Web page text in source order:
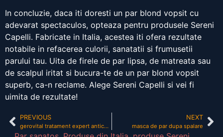
In concluzie, daca iti doresti un par blond vopsit cu
adevarat spectaculos, opteaza pentru produsele Sereni
Capelli. Fabricate in Italia, acestea iti ofera rezultate
notabile in refacerea culorii, sanatatii si frumusetii
parului tau. Uita de firele de par lipsa, de matreata sau
de scalpul iritat si bucura-te de un par blond vopsit
superb, ca-n reclame. Alege Sereni Capelli si vei fi
uimita de rezultate!
PREVIOUS
gerovital tratament expert anticadere pareri
NEXT
masca de par dupa spalare